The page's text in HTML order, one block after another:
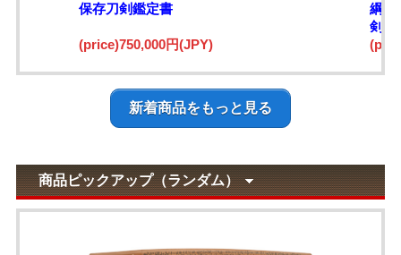
保存刀剣鑑定書
(price)750,000円(JPY)
綱)
剣
新着商品をもっと見る
商品ピックアップ（ランダム）